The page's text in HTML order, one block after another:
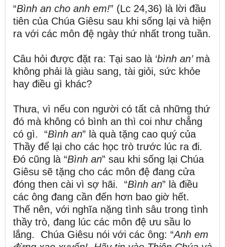
“Bình an cho anh em!” (Lc 24,36) là lời đầu
tiên của Chúa Giêsu sau khi sống lại và hiện
ra với các môn đệ ngày thứ nhất trong tuần.
Câu hỏi được đặt ra: Tại sao là ‘bình an’ mà
không phải là giàu sang, tài giỏi, sức khỏe
hay điều gì khác?
Thưa, vì nếu con người có tất cả những thứ
đó mà không có bình an thì coi như chẳng
có gì. “Bình an” là quà tặng cao quý của
Thầy để lại cho các học trò trước lúc ra đi.
Đó cũng là “Bình an” sau khi sống lại Chúa
Giêsu sẽ tặng cho các môn đệ đang cửa
đóng then cài vì sợ hãi. “Bình an” là điều
các ông đang cần đến hơn bao giờ hết.
Thế nên, với nghĩa nặng tình sâu trong tình
thầy trò, đang lúc các môn đệ ưu sầu lo
lắng. Chúa Giêsu nói với các ông: “Anh em